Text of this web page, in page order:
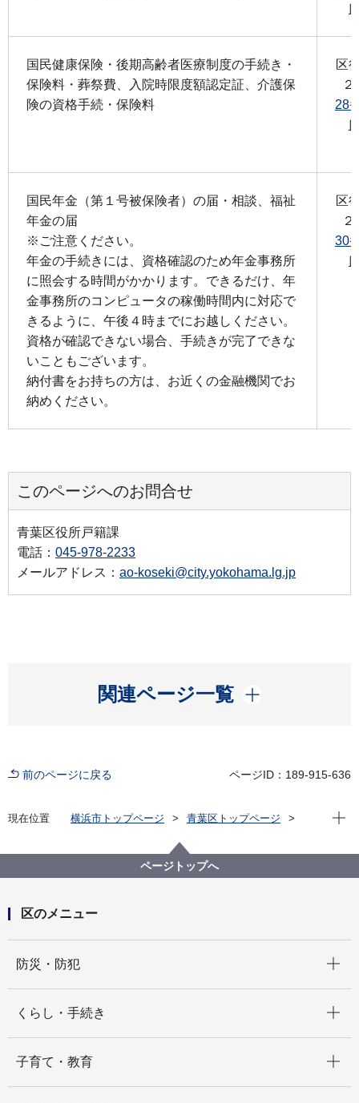
国民健康保険・後期高齢者医療制度の手続き・
保険料・葬祭費、入院時限度額認定証、介護保
険の資格手続・保険料
区
２
28
国民年金（第１号被保険者）の届・相談、福祉
年金の届
※ご注意ください。
年金の手続きには、資格確認のため年金事務所
に照会する時間がかかります。できるだけ、年
金事務所のコンピュータの稼働時間内に対応で
きるように、午後４時までにお越しください。
資格が確認できない場合、手続きが完了できな
いこともございます。
納付書をお持ちの方は、お近くの金融機関でお
納めください。
区
２
30
このページへのお問合せ
青葉区役所戸籍課
電話： 045-978-2233
メールアドレス： ao-koseki@city.yokohama.lg.jp
関連ページ一覧
開く
前のページに戻る ページID：189-915-636
現在位置 横浜市トップページ
青葉区トップページ
事前web予約サービスと窓口混雑状況について
現在
ページトップへ
区のメニュー
防災・防犯
くらし・手続き
子育て・教育